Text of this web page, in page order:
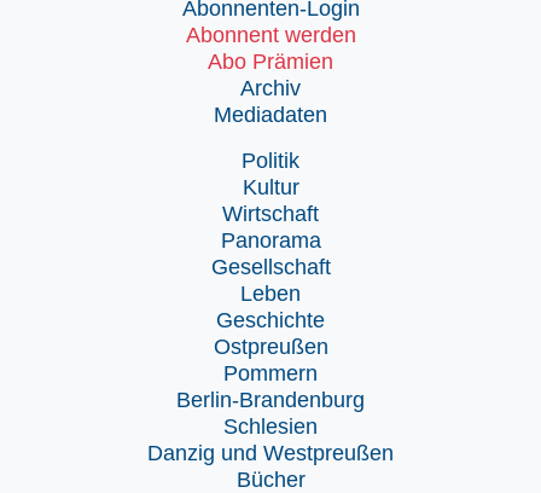
Abonnenten-Login
Abonnent werden
Abo Prämien
Archiv
Mediadaten
Politik
Kultur
Wirtschaft
Panorama
Gesellschaft
Leben
Geschichte
Ostpreußen
Pommern
Berlin-Brandenburg
Schlesien
Danzig und Westpreußen
Bücher